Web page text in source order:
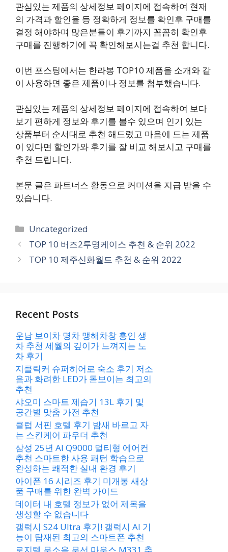
관심있는 제품의 상세정보 페이지에 접속하여 현재
의 가격과 할인율 등 정확하게 정보를 확인후 구매를
결정 해야하며 많은분들이 후기까지 꼼꼼히 확인후
구매를 진행하기에 꼭 확인해보시는걸 추천 합니다.
이번 포스팅에서는 한라봉 TOP10 제품을 소개와 같
이 사용하면 좋은 제품이나 정보를 첨부했습니다.
관심있는 제품의 상세정보 페이지에 접속하여 보다
보기 편하게 정보와 후기를 볼수 있으며 인기 있는
상품부터 순서대로 추천 해드렸고 마음에 드는 제품
이 있다면 할인가와 후기를 잘 비교 해보시고 구매를
추천 드립니다.
본문 글은 파트너스 활동으로 커미션을 지급 받을 수
있습니다.
카
테
리
Uncategorized
TOP 10 버즈2투명케이스 추천 & 순위 2022
TOP 10 제주신화월드 추천 & 순위 2022
Recent Posts
운남 보이차 명차 맹해차창 홍인 생
차 추천 세월의 깊이가 느껴지는 노
차 후기
지클릭커 슈퍼히어로 숙소 후기 저소
음과 화려한 LED가 돋보이는 최고의
추천
샤오미 스마트 제습기 13L 후기 및
공간별 맞춤 가전 추천
클럽 서핀 호텔 후기 밤새 바르고 자
는 스킨케어 파우더 추천
삼성 25년 AI Q9000 멀티형 에어컨
추천 스마트한 사용 패턴 학습으로
완성하는 쾌적한 실내 환경 후기
아이폰 16 시리즈 후기 미개봉 새상
품 구매를 위한 완벽 가이드
데이터 내 호텔 정보가 없어 제목을
생성할 수 없습니다
갤럭시 S24 Ultra 후기! 갤럭시 AI 기
능이 탑재된 최고의 스마트폰 추천